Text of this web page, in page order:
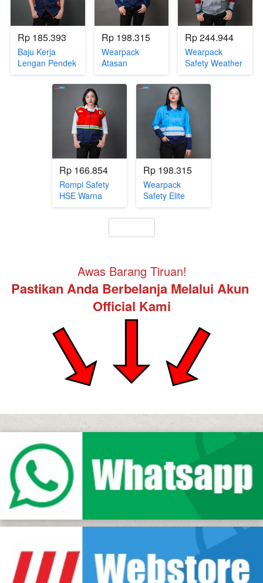
Rp 185.393
Baju Kerja
Lengan Pendek
(JW.WAT-40)
Rp 198.315
Wearpack
Atasan
Navy-Tosca
Rp 244.944
Wearpack
Safety Weather
(JW.WAT-41)
Rp 166.854
Rompi Safety
HSE Warna
(JW.RMP-23)
Rp 198.315
Wearpack
Safety Elite
(JW.WAT-11)
Awas Barang Tiruan!
Pastikan Anda Berbelanja Melalui Akun
Official Kami